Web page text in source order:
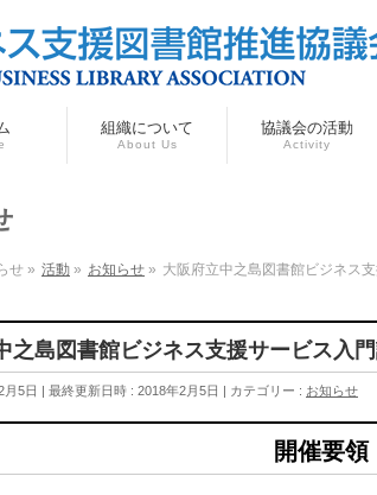
組織について
About Us
協議会の活動
Activity
せ » 活動 » お知らせ » 大阪府立中之島図書館ビジネス
之島図書館ビジネス支援サービス入
月5日 最終更新日時 : 2018年2月5日 カテゴリー : お知らせ
開催要領